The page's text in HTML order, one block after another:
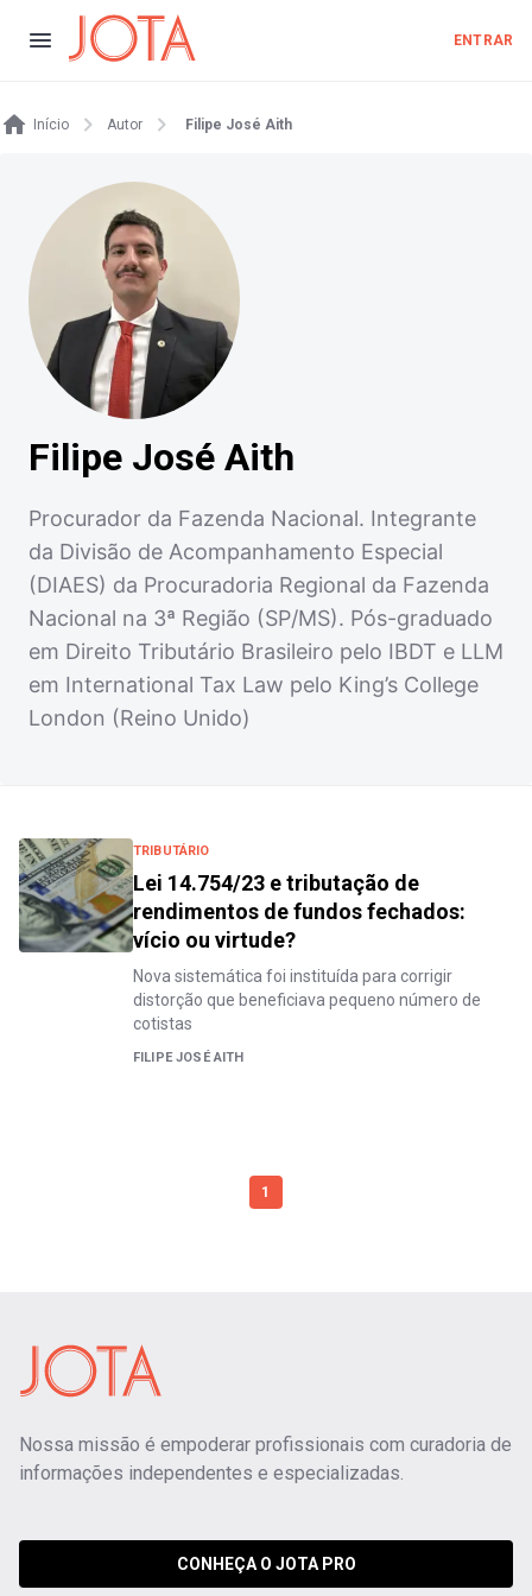
ENTRAR
Início Autor Filipe José Aith
Filipe José Aith
Procurador da Fazenda Nacional. Integrante
da Divisão de Acompanhamento Especial
(DIAES) da Procuradoria Regional da Fazenda
Nacional na 3ª Região (SP/MS). Pós-graduado
em Direito Tributário Brasileiro pelo IBDT e LLM
em International Tax Law pelo King’s College
London (Reino Unido)
TRIBUTÁRIO
Lei 14.754/23 e tributação de
rendimentos de fundos fechados:
vício ou virtude?
Nova sistemática foi instituída para corrigir
distorção que beneficiava pequeno número de
cotistas
FILIPE JOSÉ AITH
1
Nossa missão é empoderar profissionais com curadoria de
informações independentes e especializadas.
CONHEÇA O JOTA PRO